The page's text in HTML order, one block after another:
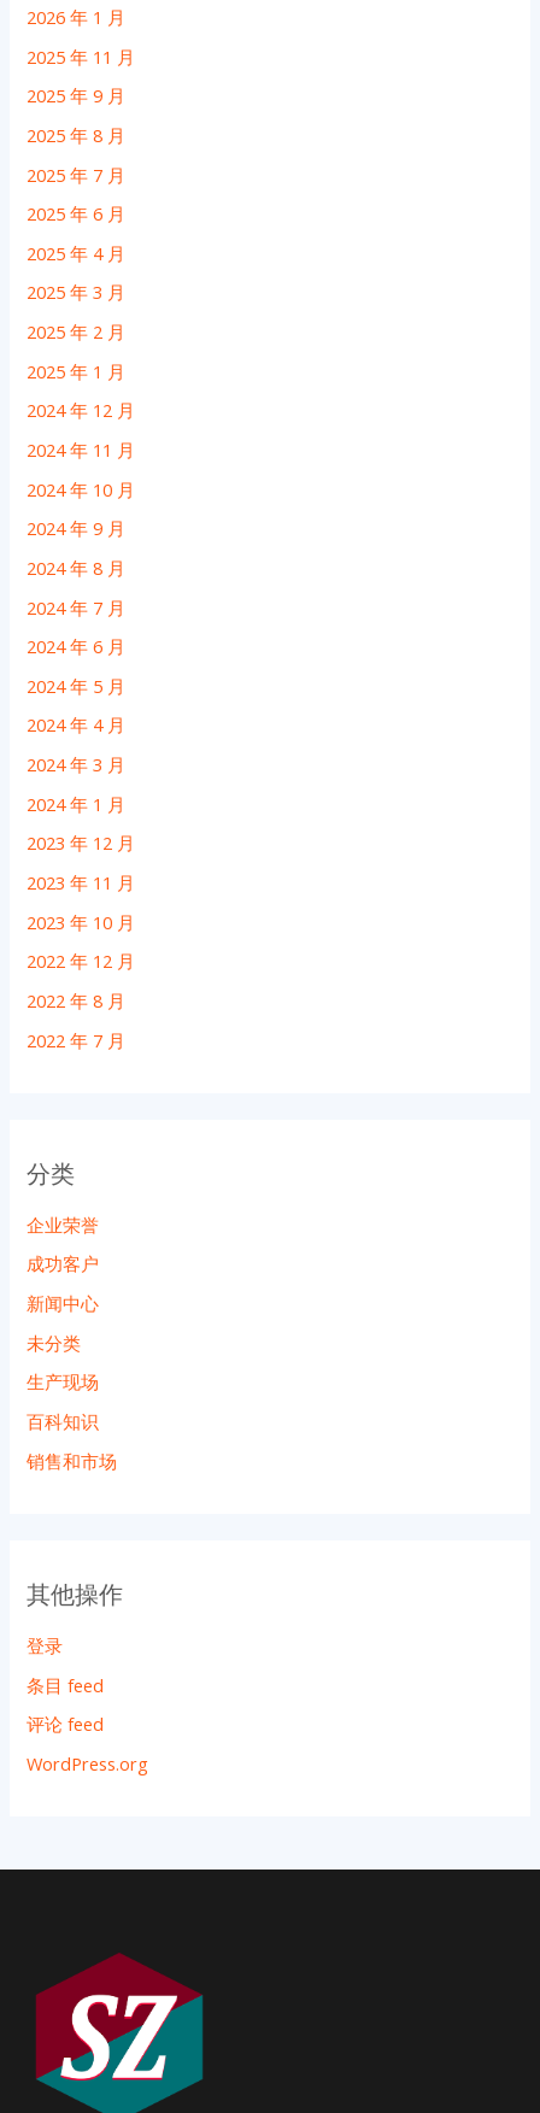
2026 年 1 月
2025 年 11 月
2025 年 9 月
2025 年 8 月
2025 年 7 月
2025 年 6 月
2025 年 4 月
2025 年 3 月
2025 年 2 月
2025 年 1 月
2024 年 12 月
2024 年 11 月
2024 年 10 月
2024 年 9 月
2024 年 8 月
2024 年 7 月
2024 年 6 月
2024 年 5 月
2024 年 4 月
2024 年 3 月
2024 年 1 月
2023 年 12 月
2023 年 11 月
2023 年 10 月
2022 年 12 月
2022 年 8 月
2022 年 7 月
分类
企业荣誉
成功客户
新闻中心
未分类
生产现场
百科知识
销售和市场
其他操作
登录
条目 feed
评论 feed
WordPress.org